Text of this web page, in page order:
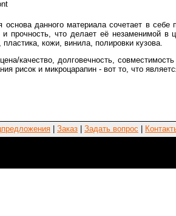
основа данного материала сочетает в
прочность, что делает её незаменимой в
пластика, кожи, винила, полировки кузова.
качество, долговечность,
рисок и микроцарапин - вот то, что
Заказ Задать вопрос